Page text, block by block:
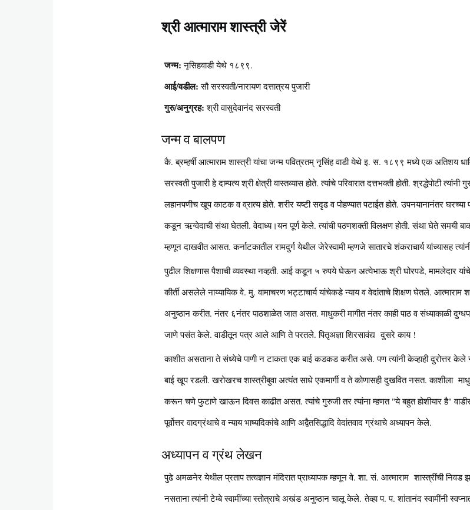
श्री आत्माराम शास्त्री जेरें
Content
जन्म: नृसिहवाडी येथे १८९९.
आई/वडील: सौ सरस्वती/नारायण दत्तात्रय पुजारी
गुरु/अनुग्रह: श्री वासुदेवानंद सरस्वती
जन्म व बालपण
कै. ब्रम्हर्षी आत्माराम शास्त्री यांचा जन्म पवित्रतम् नृसिंह वाडी येथे इ. स. १८९९ मध्ये एक अतिशय
सरस्वती पुजारी हे दाम्पत्य श्री क्षेत्री वास्तव्यास होते. त्यांचे परिवारात दत्तभक्ती होती. श्रद्धेपोटी त्यांनी
लहानपणीच खूप काटक व व्रात्य होते. शरीर यष्टी सदृढ व पोहण्यात पटाईत होते. उपनयानानंतर
कडून ऋग्वेदाची संथा घेतली. वेदाध्य।यन पूर्ण केले. त्यांची पठणशक्ती विलक्षण होती. संथा घेते समयी
म्हणून दाखवीत आसत. कर्नाटकातील रामदुर्ग येथील जेरेस्वामी म्हणजे सातारचे शंकराचार्य यांच्यासह
पुढील शिक्षणास पैशाची व्यवस्था नव्हती. आई कडून ५ रुपये घेऊन अत्येभाऊ श्री घोरपडे, मामलेदार
कीर्ती असलेले नाय्यायिक वे. मु. वामाचरण भट्टाचार्य यांचेकडे न्याय व वेदांताचे शिक्षण घेतले.
अनुष्ठान करीत. नंतर ६नंतर पाठशाळेत जात असत. माधुकरी मागीत नंतर काही पाठ व संध्याकाळी
जाणे पसंत केले. वाडीतून पत्र आले आणि ते परतले. पितृअज्ञा शिरसावंद्य दुसरे काय !
काशीत असताना ते संध्येचे पाणी न टाकता एक बाई कडकड करीत असे. पण त्यांनी केव्हाही दुरोत्तर केले
बाई खूप रडली. खरोखरच शास्त्रीबुवा अत्यंत साधे एकमार्गी व ते कोणासही दुखवित नसत. काशीला
करून चणे फुटाणे खाऊन दिवस काढीत असत. त्यांचे गुरुजी तर त्यांना म्हणत "ये बहुत होशीयार है"
पूर्वोत्तर वादग्रंथाचे व न्याय भाष्यदिकांचे आणि अद्वैतसिद्धादि वेदांतवाद ग्रंथाचे अध्यापन केले.
अध्यापन व ग्रंथ लेखन
पुढे अमळनेर येथील प्रताप तत्वज्ञान मंदिरात प्राध्यापक म्हणून वे. शा. सं. आत्माराम शास्त्रींची निवड
नसताना त्यांनी टेम्बे स्वामींच्या स्तोत्राचे अखंड अनुष्ठान चालू केले. तेव्हा प. प. शांतानंद स्वामींनी